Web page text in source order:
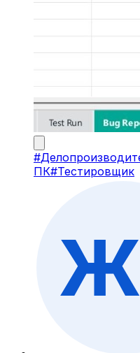
#
ПК#Тестировщик